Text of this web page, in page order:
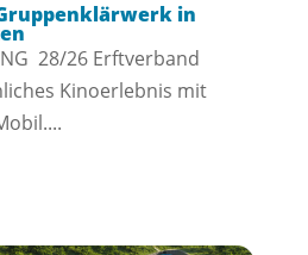
in
28/26 Erftverband
Kinoerlebnis mit